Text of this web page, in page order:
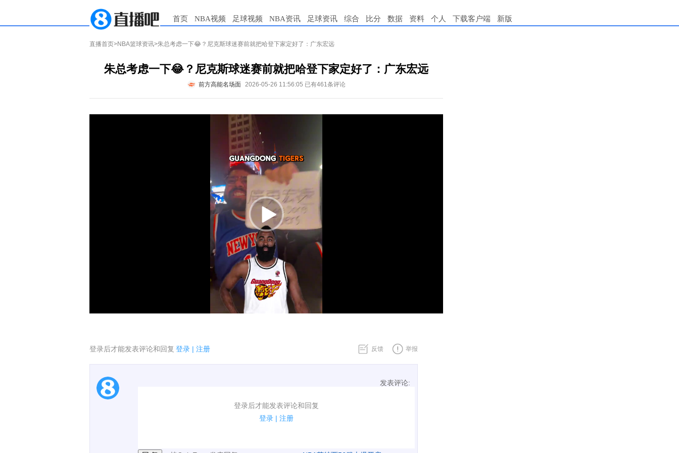
首页 NBA视频 足球视频 NBA资讯 足球资讯 综合 比分 数据 资料 个人 下载客户端 新版
直播首页>NBA篮球资讯>朱总考虑一下😂？尼克斯球迷赛前就把哈登下家定好了：广东宏远
朱总考虑一下😂？尼克斯球迷赛前就把哈登下家定好了：广东宏远
前方高能名场面 2026-05-26 11:56:05 已有461条评论
登录后才能发表评论和回复 登录 | 注册 反馈 举报
发表评论:
登录后才能发表评论和回复
登录 | 注册
1.电脑端新用户可以发表评论了！